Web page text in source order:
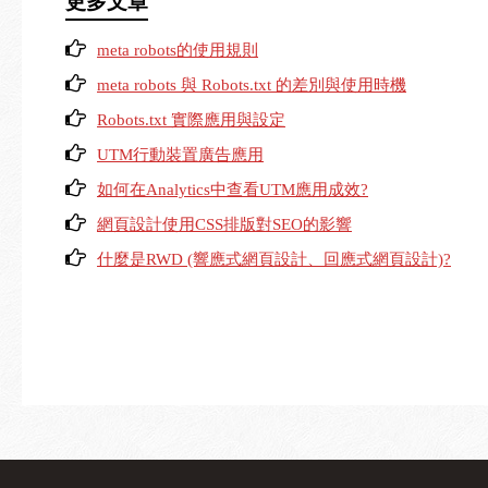
meta robots的使用規則
meta robots 與 Robots.txt 的差別與使用時機
Robots.txt 實際應用與設定
UTM行動裝置廣告應用
如何在Analytics中查看UTM應用成效?
網頁設計使用CSS排版對SEO的影響
什麼是RWD (響應式網頁設計、回應式網頁設計)?